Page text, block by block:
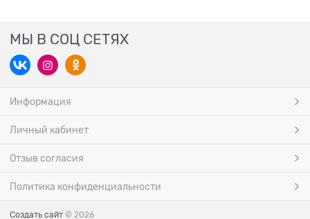
МЫ В СОЦ СЕТЯХ
Информация
Личный кабинет
Отзыв согласия
Политика конфиденциальности
Создать сайт © 2026